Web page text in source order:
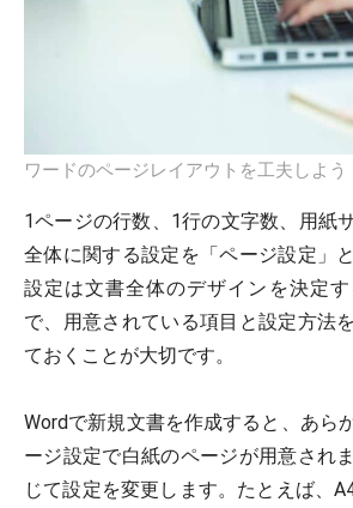
ワードのページレイアウトを工夫しよう
1ページの行数、1行の文字数、用紙
全体に関する設定を「ページ設定」
設定は文書全体のデザインを決定
で、用意されている項目と設定方法
ておくことが大切です。
Wordで新規文書を作成すると、あら
ージ設定で白紙のページが用意され
じて設定を変更します。たとえば、